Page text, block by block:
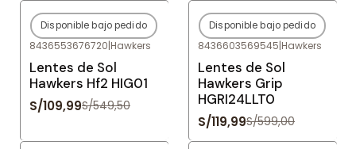
-80%OFF
Agotado
Disponible bajo pedido
8436553676720|Hawkers
Lentes de Sol
Hawkers Hf2 HIG01
S/109,99S/549,50
-80%OFF
Agotado
Disponible bajo pedido
8436603569545|Hawkers
Lentes de Sol
Hawkers Grip
HGRI24LLT0
S/119,99S/599,00